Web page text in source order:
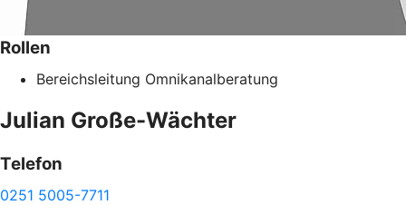
Rollen
Bereichsleitung Omnikanalberatung
Julian Große-Wächter
Telefon
0251 5005-7711